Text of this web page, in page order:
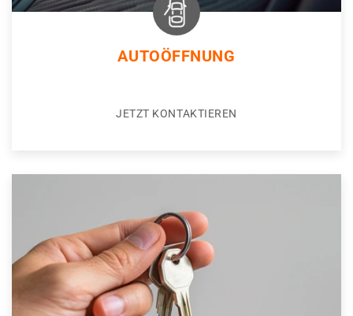
AUTOÖFFNUNG
JETZT KONTAKTIEREN